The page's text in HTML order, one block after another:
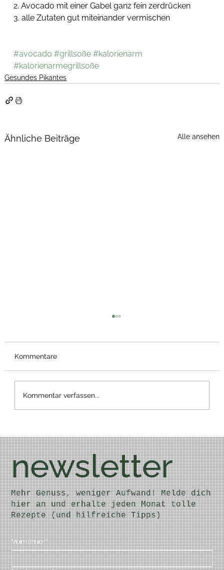
2. Avocado mit einer Gabel ganz fein zerdrücken
3. alle Zutaten gut miteinander vermischen
#avocado #grillsoße #kalorienarm
#kalorienarmegrillsoße
Gesundes Pikantes
Ähnliche Beiträge Alle ansehen
Bärlauch Wrap
Kommentare
Kommentar verfassen...
newsletter
Mehr Genuss, weniger Aufwand! Melde dich
hier an und erhalte jeden Monat tolle
Rezepte (und hilfreiche Tipps)
Vorname *